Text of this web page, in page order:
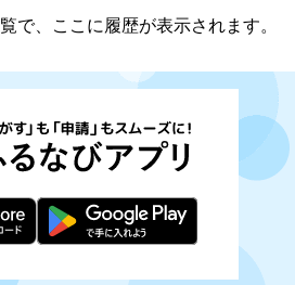
で、ここに履歴が表示されます。